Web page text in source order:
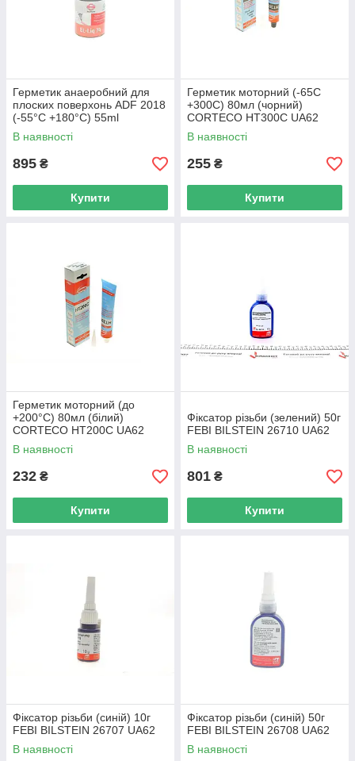
Герметик анаеробний для
плоских поверхонь ADF 2018
(-55°C +180°C) 55ml
(червоний) ELRING 461.682
UA62
В наявності
895 ₴
Купити
Герметик моторний (-65C
+300C) 80мл (чорний)
CORTECO HT300C UA62
В наявності
255 ₴
Купити
Герметик моторний (до
+200°C) 80мл (білий)
CORTECO HT200C UA62
В наявності
232 ₴
Купити
Фіксатор різьби (зелений) 50г
FEBI BILSTEIN 26710 UA62
В наявності
801 ₴
Купити
Фіксатор різьби (синій) 10г
FEBI BILSTEIN 26707 UA62
В наявності
Фіксатор різьби (синій) 50г
FEBI BILSTEIN 26708 UA62
В наявності